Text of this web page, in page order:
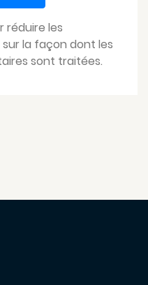
réduire les
sur la façon dont les
sont traitées.